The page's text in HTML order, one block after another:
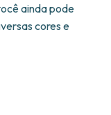
ainda pode
cores e